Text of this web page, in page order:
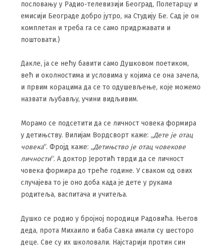
пословању у Радио-телевизији Београд, Полетарцу и
емисији Београде добро јутро, на Студију Бе. Сад је он
комплетан и треба га се само придржавати и
поштовати.)
Дакле, ја се нећу бавити само Душковом поетиком,
већ и околностима и условима у којима се она зачела,
и првим корацима да се то одушевљење, које можемо
назвати љубављу, учини видљивим.
Морамо се подсетити да се личност човека формира
у детињству. Вилијам Вордсворт каже: „Дете је отац
човека“. Фројд каже: „Детињство је отац човекове
личности“. А доктор Јеротић тврди да се личност
човека формира до треће године. У сваком од ових
случајева то је оно доба када је дете у рукама
родитеља, васпитача и учитеља.
Душко се родио у бројној породици Радовића. Његов
деда, прота Михаило и баба Савка имали су шесторо
деце. Све су их школовали. Најстарији протин син